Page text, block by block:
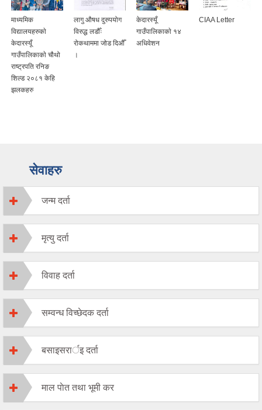
माध्यमिक
विद्यालयहरुकाे
केदारस्यूँ
गाउँपालिकाकाे चौथो
राष्ट्रपति रनिङ
शिल्ड २०८१ केहि
झलकहरु
लागु औषध दुरुपयोग
विरुद्ध लडौँः
रोकथाममा जोड दिऔँ
।
केदारस्यूँ
गाउँपालिकाकाे १४
अधिवेशन
CIAA Letter
सेवाहरु
जन्म दर्ता
मृत्यु दर्ता
विवाह दर्ता
सम्वन्ध विच्छेदक दर्ता
बसाइसरार्इ दर्ता
माल पाेत तथा भूमी कर